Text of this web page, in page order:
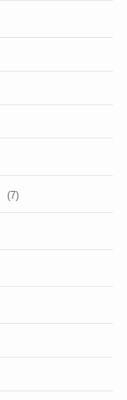
(7)